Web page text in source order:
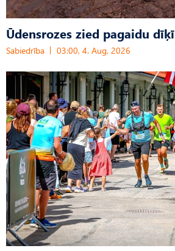
Ūdensrozes zied pagaidu dīķī
Sabiedrība 03:00, 4. Aug, 2026